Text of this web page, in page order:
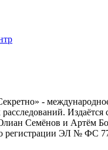
-
Издаётся
Семёнов и Артём
о регистрации ЭЛ № ФС